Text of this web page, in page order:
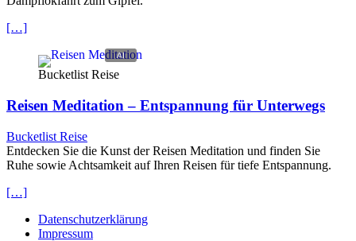
[…]
Bucketlist Reise
Reisen Meditation – Entspannung für Unterwegs
Bucketlist Reise
Entdecken Sie die Kunst der Reisen Meditation und finden Sie
Ruhe sowie Achtsamkeit auf Ihren Reisen für tiefe Entspannung.
[…]
Datenschutzerklärung
Impressum